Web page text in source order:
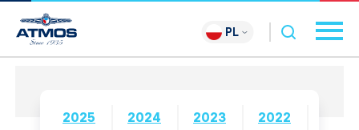
PL
2025 2024 2023 2022